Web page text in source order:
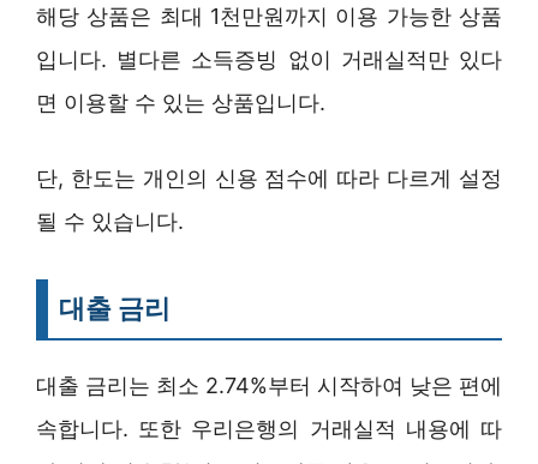
해당 상품은 최대 1천만원까지 이용 가능한 상품
입니다. 별다른 소득증빙 없이 거래실적만 있다
면 이용할 수 있는 상품입니다.
단, 한도는 개인의 신용 점수에 따라 다르게 설정
될 수 있습니다.
대출 금리
대출 금리는 최소 2.74%부터 시작하여 낮은 편에
속합니다. 또한 우리은행의 거래실적 내용에 따